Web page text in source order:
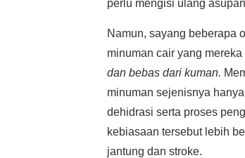
perlu mengisi ulang
Namun, sayang beberapa
minuman cair yang
dan bebas dari kuman.
minuman sejenisnya
dehidrasi serta proses
kebiasaan tersebut lebih
jantung dan stroke.